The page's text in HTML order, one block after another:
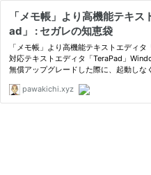
「メモ帳」より高機能テキ
ad」 : セガレの知恵袋
「メモ帳」より高機能テキストエディ
対応テキストエディタ「TeraPad」
無償アップグレードした際に、起動しな
トを探していた時に、Ｗindow
pawakichi.xyz